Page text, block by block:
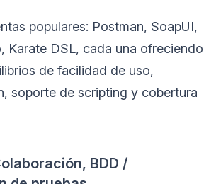
populares: Postman, SoapUI,
Karate DSL, cada una ofreciendo
de facilidad de uso,
soporte de scripting y cobertura
BDD /